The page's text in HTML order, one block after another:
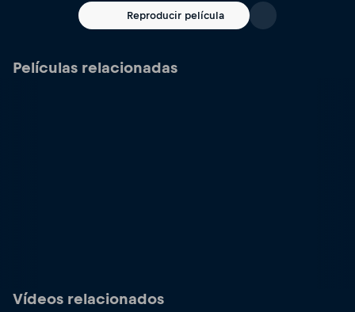
Reproducir película
Películas relacionadas
Vídeos relacionados